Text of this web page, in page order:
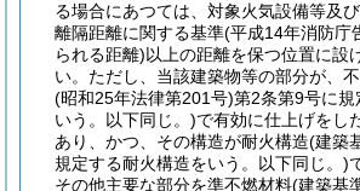
る場合にあつては、対象火気設備等及
離隔距離に関する基準(平成14年消防庁
られる距離)以上の距離を保つ位置に設
い。 ただし、当該建築物等の部分が、
(昭和25年法律第201号)第2条第9号に規
いう。以下同じ。)で有効に仕上げをし
あり、かつ、その構造が耐火構造(建築
規定する耐火構造をいう。以下同じ。)
その他主要な部分を準不燃材料(建築基